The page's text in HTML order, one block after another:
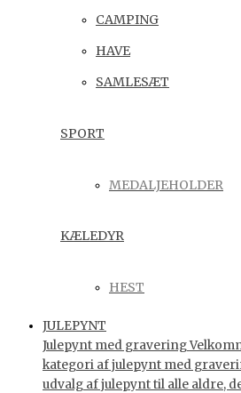
CAMPING
HAVE
SAMLESÆT
SPORT
MEDALJEHOLDER
KÆLEDYR
HEST
JULEPYNT
Julepynt med gravering
kategori af julepynt med
udvalg af julepynt til alle aldre,